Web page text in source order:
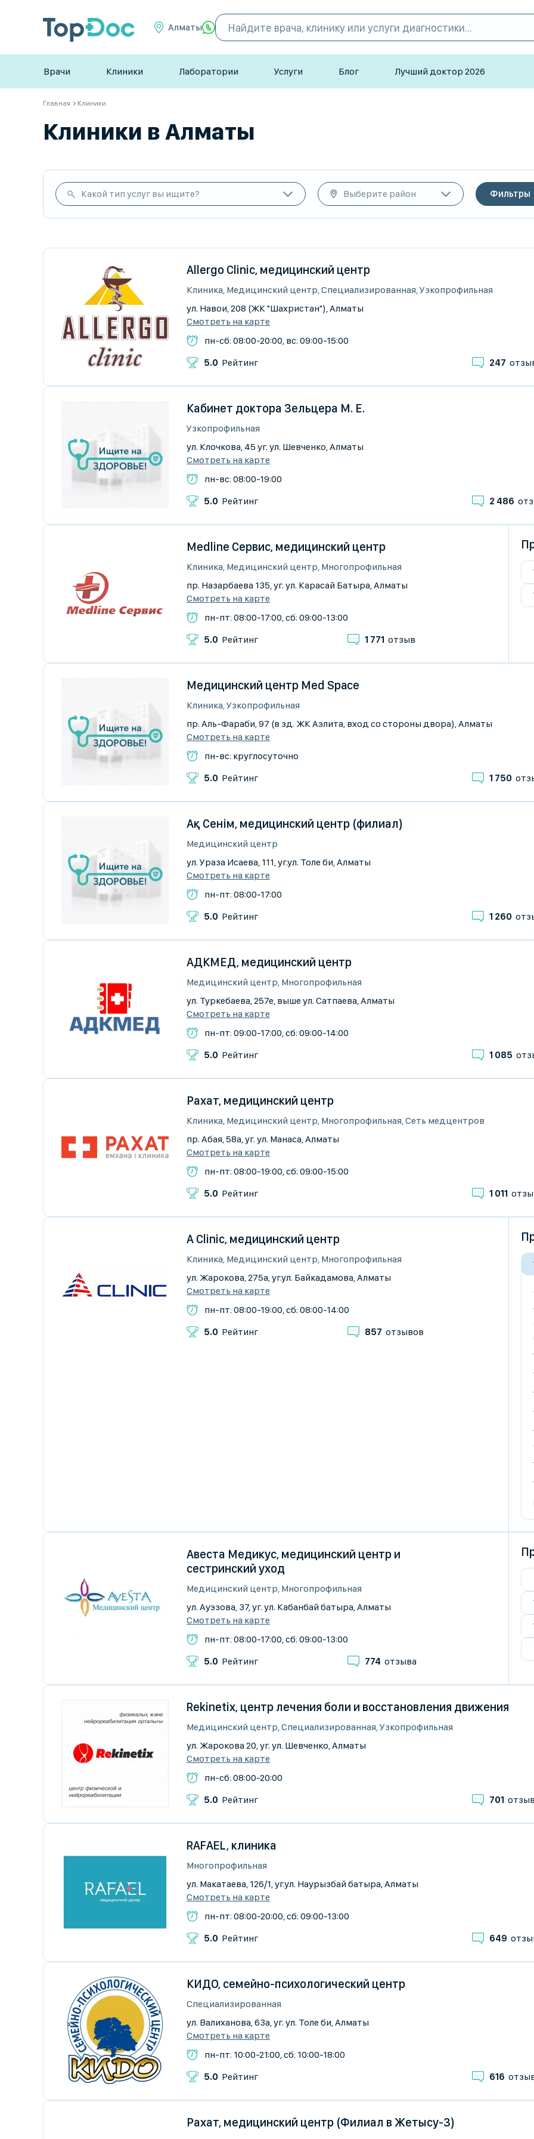
Алматы
Врачи Клиники Лаборатории Услуги Блог Лучший доктор 2026
Главная Клиники
Клиники в Алматы
Какой тип услуг вы ищите? Выберите район Фильтры
Allergo Clinic, медицинский центр
Клиника, Медицинский центр, Специализированная, Узкопрофильная
ул. Навои, 208 (ЖК "Шахристан"), Алматы
Смотреть на карте
пн-сб: 08:00-20:00, вс: 09:00-15:00
5.0 Рейтинг 247
Кабинет доктора Зельцера М. Е.
Узкопрофильная
ул. Клочкова, 45 уг. ул. Шевченко, Алматы
Смотреть на карте
пн-вс: 08:00-19:00
5.0 Рейтинг 2 486
Medline Сервис, медицинский центр
Клиника, Медицинский центр, Многопрофильная
пр. Назарбаева 135, уг. ул. Карасай Батыра, Алматы
Смотреть на карте
пн-пт: 08:00-17:00, сб: 09:00-13:00
5.0 Рейтинг 1 771 отзыв
Медицинский центр Med Space
Клиника, Узкопрофильная
пр. Аль-Фараби, 97 (в зд. ЖК Аэлита, вход со стороны двора), Алматы
Смотреть на карте
пн-вс: круглосуточно
5.0 Рейтинг 1 750
Ақ Сенім, медицинский центр (филиал)
Медицинский центр
ул. Ураза Исаева, 111, уг.ул. Толе би, Алматы
Смотреть на карте
пн-пт: 08:00-17:00
5.0 Рейтинг 1 260
АДКМЕД, медицинский центр
Медицинский центр, Многопрофильная
ул. Туркебаева, 257е, выше ул. Сатпаева, Алматы
Смотреть на карте
пн-пт: 09:00-17:00, сб: 09:00-14:00
5.0 Рейтинг 1 085
Рахат, медицинский центр
Клиника, Медицинский центр, Многопрофильная, Сеть медцентров
пр. Абая, 58а, уг. ул. Манаса, Алматы
Смотреть на карте
пн-пт: 08:00-19:00, сб: 09:00-15:00
5.0 Рейтинг 1 011
A Clinic, медицинский центр
Клиника, Медицинский центр, Многопрофильная
ул. Жарокова, 275а, уг.ул. Байкадамова, Алматы
Смотреть на карте
пн-пт: 08:00-19:00, сб: 08:00-14:00
5.0 Рейтинг 857 отзывов
Авеста Медикус, медицинский центр и
сестринский уход
Медицинский центр, Многопрофильная
ул. Ауэзова, 37, уг. ул. Кабанбай батыра, Алматы
Смотреть на карте
пн-пт: 08:00-17:00, сб: 09:00-13:00
5.0 Рейтинг 774 отзыва
Rekinetix, центр лечения боли и восстановления движения
Медицинский центр, Специализированная, Узкопрофильная
ул. Жарокова 20, уг. ул. Шевченко, Алматы
Смотреть на карте
пн-сб: 08:00-20:00
5.0 Рейтинг 701 отзыв
RAFAEL, клиника
Многопрофильная
ул. Макатаева, 126/1, уг.ул. Наурызбай батыра, Алматы
Смотреть на карте
пн-пт: 08:00-20:00, сб: 09:00-13:00
5.0 Рейтинг 649
КИДО, семейно-психологический центр
Специализированная
ул. Валиханова, 63а, уг. ул. Толе би, Алматы
Смотреть на карте
пн-пт: 10:00-21:00, сб: 10:00-18:00
5.0 Рейтинг 616
Рахат, медицинский центр (Филиал в Жетысу-3)